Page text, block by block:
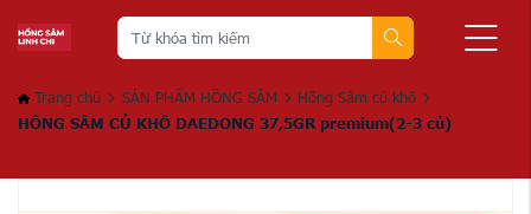
Trang chủ SẢN PHẨM HỒNG SÂM
Hồng Sâm củ khô
HỒNG SÂM CỦ KHÔ DAEDONG 37,5GR premium(2-3 củ)